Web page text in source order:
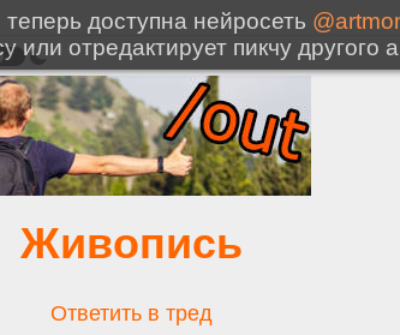
Живопись
Ответить в тред